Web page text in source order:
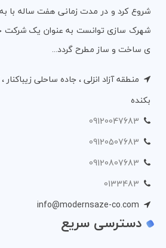
شروع کرد و در مدت زمانی هفت ساله با به
شهرک سازی توانست به عنوان یک شرکت
ی ساخت و ساز مطرح گردد...
بکنده
09120047683
09120507683
09120807683
0133483
info@modernsaze-co.com
دسترسی سریع